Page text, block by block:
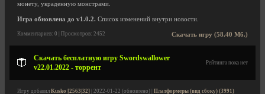
монету, украденную монстрами.
Игра обновлена до v1.0.2. Список изменений внутри новости.
Скачать игру (58.40 Мб.)
Комментариев: 0 | Просмотров: 2452
Скачать бесплатную игру Swordswallower
v22.01.2022 - торрент
Рейтинга пока нет
Игру добавил Kusko [2563|32] | 2022-01-22 (обновлено) | Платформеры (вид сбоку) (3991)